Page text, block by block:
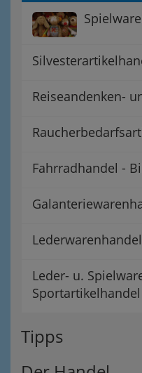
Reiseandenken-
Fahrradhandel -
Lederwarenhandel
Leder- u.
Sportartikelhandel
Tipps